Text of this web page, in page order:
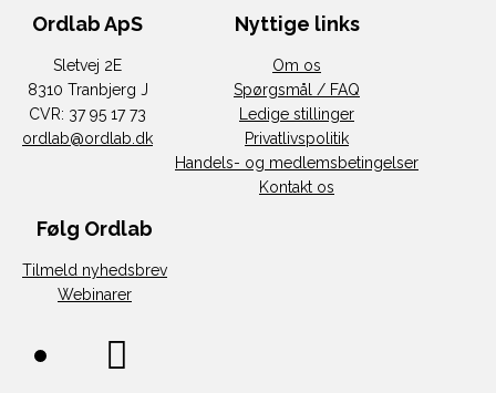
Ordlab ApS
Sletvej 2E
8310 Tranbjerg J
CVR: 37 95 17 73
ordlab@ordlab.dk
Nyttige links
Om os
Spørgsmål / FAQ
Ledige stillinger
Privatlivspolitik
Handels- og medlemsbetingelser
Kontakt os
Følg Ordlab
Tilmeld nyhedsbrev
Webinarer